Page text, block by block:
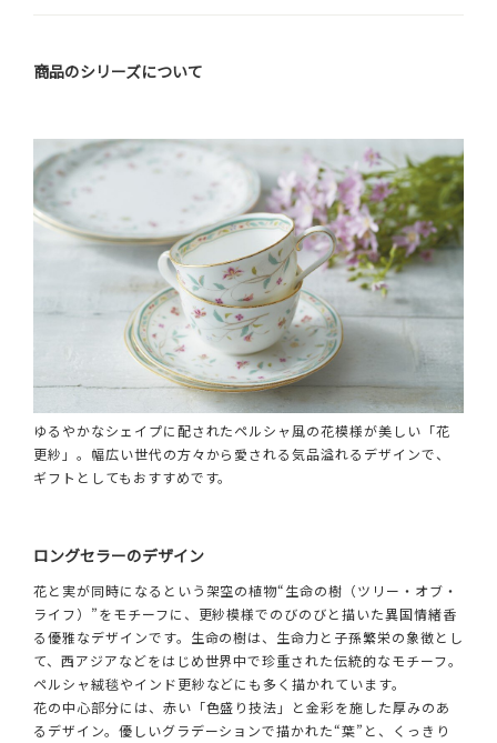
商品のシリーズについて
ゆるやかなシェイプに配されたペルシャ風の花模様が美しい「花
更紗」。幅広い世代の方々から愛される気品溢れるデザインで、
ギフトとしてもおすすめです。
ロングセラーのデザイン
花と実が同時になるという架空の植物“生命の樹（ツリー・オブ・
ライフ）”をモチーフに、更紗模様でのびのびと描いた異国情緒香
る優雅なデザインです。生命の樹は、生命力と子孫繁栄の象徴とし
て、西アジアなどをはじめ世界中で珍重された伝統的なモチーフ。
ペルシャ絨毯やインド更紗などにも多く描かれています。
花の中心部分には、赤い「色盛り技法」と金彩を施した厚みのあ
るデザイン。優しいグラデーションで描かれた“葉”と、くっきり